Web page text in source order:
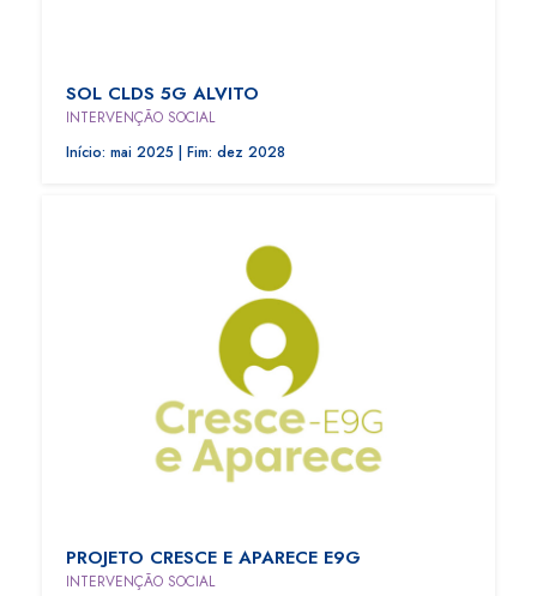
SOL CLDS 5G ALVITO
INTERVENÇÃO SOCIAL
Início: mai 2025 | Fim: dez 2028
PROJETO CRESCE E APARECE E9G
INTERVENÇÃO SOCIAL